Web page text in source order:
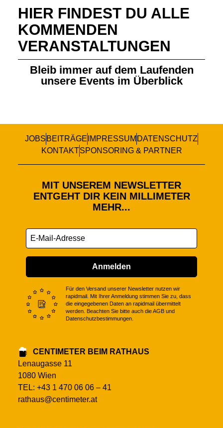
HIER FINDEST DU ALLE
KOMMENDEN
VERANSTALTUNGEN
Bleib immer auf dem Laufenden
unsere Events im Überblick
JOBS BEITRÄGE IMPRESSUM DATENSCHUTZ
KONTAKTSPONSORING & PARTNER
MIT UNSEREM NEWSLETTER
ENTGEHT DIR KEIN MILLIMETER
MEHR...
Anmelden
Für den Versand unserer Newsletter nutzen wir
rapidmail. Mit Ihrer Anmeldung stimmen Sie zu, dass
die eingegebenen Daten an rapidmail übermittelt
werden. Beachten Sie bitte auch die AGB und
Datenschutzbestimmungen.
CENTIMETER BEIM RATHAUS
Lenaugasse 11
1080 Wien
TEL: +43 1 470 06 06 – 41
rathaus@centimeter.at